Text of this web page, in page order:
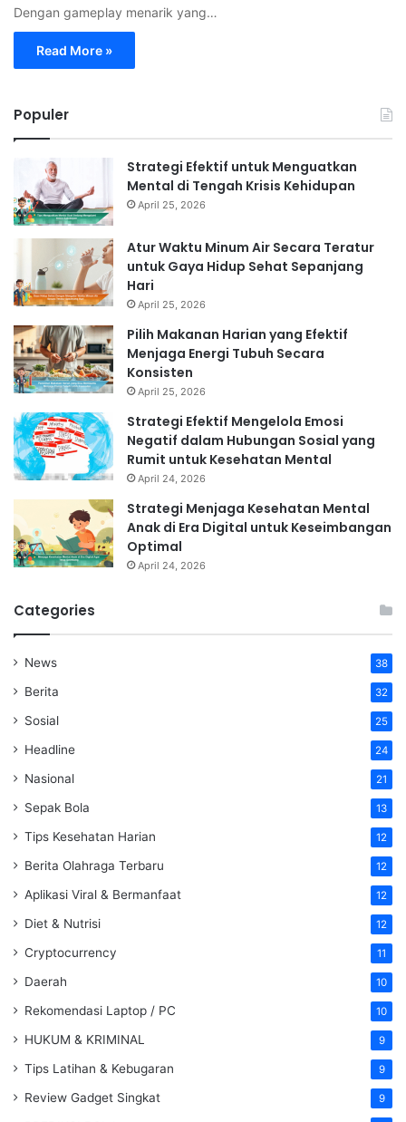
Dengan gameplay menarik yang…
Read More »
Populer
Strategi Efektif untuk Menguatkan
Mental di Tengah Krisis Kehidupan
April 25, 2026
Atur Waktu Minum Air Secara Teratur
untuk Gaya Hidup Sehat Sepanjang
Hari
April 25, 2026
Pilih Makanan Harian yang Efektif
Menjaga Energi Tubuh Secara
Konsisten
April 25, 2026
Strategi Efektif Mengelola Emosi
Negatif dalam Hubungan Sosial yang
Rumit untuk Kesehatan Mental
April 24, 2026
Strategi Menjaga Kesehatan Mental
Anak di Era Digital untuk Keseimbangan
Optimal
April 24, 2026
Categories
News 38
Berita 32
Sosial 25
Headline 24
Nasional 21
Sepak Bola 13
Tips Kesehatan Harian 12
Berita Olahraga Terbaru 12
Aplikasi Viral & Bermanfaat 12
Diet & Nutrisi 12
Cryptocurrency 11
Daerah 10
Rekomendasi Laptop / PC 10
HUKUM & KRIMINAL 9
Tips Latihan & Kebugaran 9
Review Gadget Singkat 9